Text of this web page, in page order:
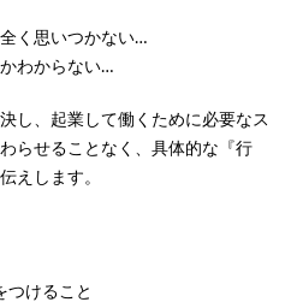
く思いつかない…
わからない…
し、起業して働くために必要なス
らせることなく、具体的な『行
えします。
つけること